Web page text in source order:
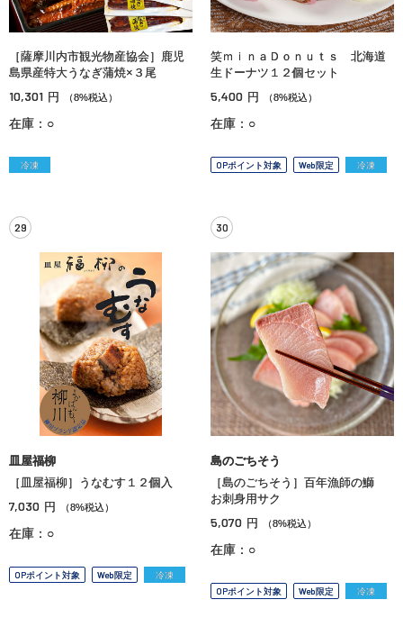
［薩摩川内市観光物産協会］鹿児
島県産特大うなぎ蒲焼×３尾
10,301 円 （8%税込）
在庫：○
冷凍
笑ｍｉｎａＤｏｎｕｔｓ 北海道
生ドーナツ１２個セット
5,400 円 （8%税込）
在庫：○
OPポイント対象 Web限定 冷凍
29
皿屋福柳
［皿屋福柳］うなむす１２個入
7,030 円 （8%税込）
在庫：○
OPポイント対象 Web限定 冷凍
30
島のごちそう
［島のごちそう］百年漁師の鰤
お刺身用サク
5,070 円 （8%税込）
在庫：○
OPポイント対象 Web限定 冷凍